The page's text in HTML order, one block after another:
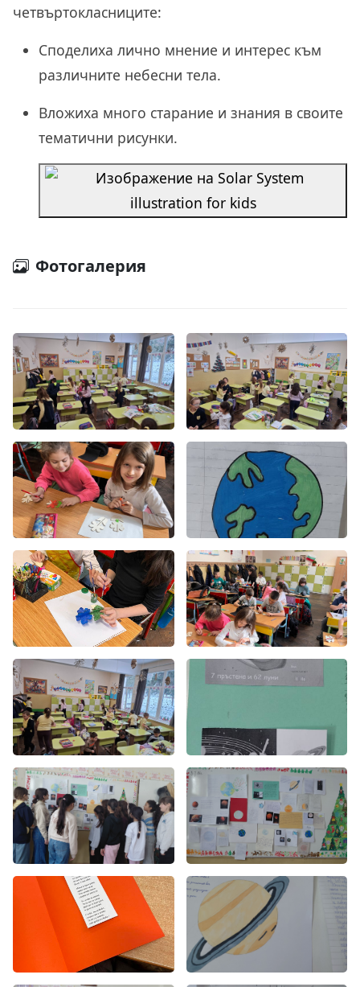
четвъртокласниците:
Споделиха лично мнение и интерес към
различните небесни тела.
Вложиха много старание и знания в своите
тематични рисунки.
Фотогалерия